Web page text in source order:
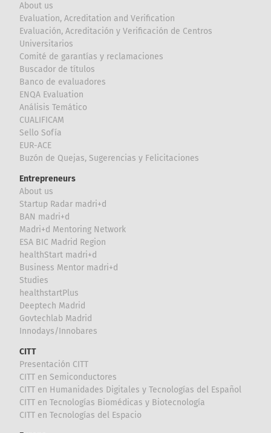
About us
Evaluation, Acreditation and Verification
Evaluación, Acreditación y Verificación de Centros
Universitarios
Comité de garantías y reclamaciones
Buscador de títulos
Banco de evaluadores
ENQA Evaluation
Análisis Temático
CUALIFICAM
Sello Sofía
EUR-ACE
Buzón de Quejas, Sugerencias y Felicitaciones
Entrepreneurs
About us
Startup Radar madri+d
BAN madri+d
Madri+d Mentoring Network
ESA BIC Madrid Region
healthStart madri+d
Business Mentor madri+d
Studies
healthstartPlus
Deeptech Madrid
Govtechlab Madrid
Innodays/Innobares
CITT
Presentación CITT
CITT en Semiconductores
CITT en Humanidades Digitales y Tecnologías del Español
CITT en Tecnologías Biomédicas y Biotecnología
CITT en Tecnologías del Espacio